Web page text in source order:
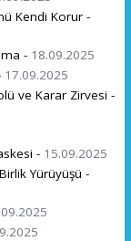
Kendi Korur -
- 18.09.2025
17.09.2025
ve Karar Zirvesi -
- 15.09.2025
Yürüyüşü -